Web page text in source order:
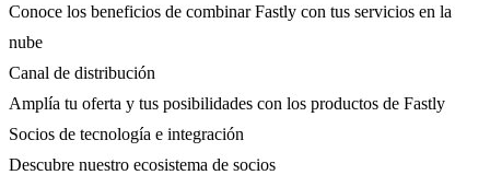
Conoce los beneficios de combinar Fastly con tus servicios en la
nube
Canal de distribución
Amplía tu oferta y tus posibilidades con los productos de Fastly
Socios de tecnología e integración
Descubre nuestro ecosistema de socios